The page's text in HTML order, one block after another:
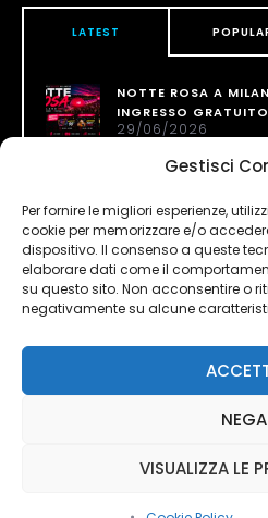
Gestisci
Per fornire le migliori esperienze,
cookie per memorizzare e/o
dispositivo. Il consenso a queste
elaborare dati come il
su questo sito. Non acconsentire o
negativamente su alcune
NEGA
VISUALIZZA LE
LATEST
NOTTE ROSA A
INGRESSO
29/06/2026
26/06/2026
NOTTE ROSA A
INGRESSO
01/07/2025